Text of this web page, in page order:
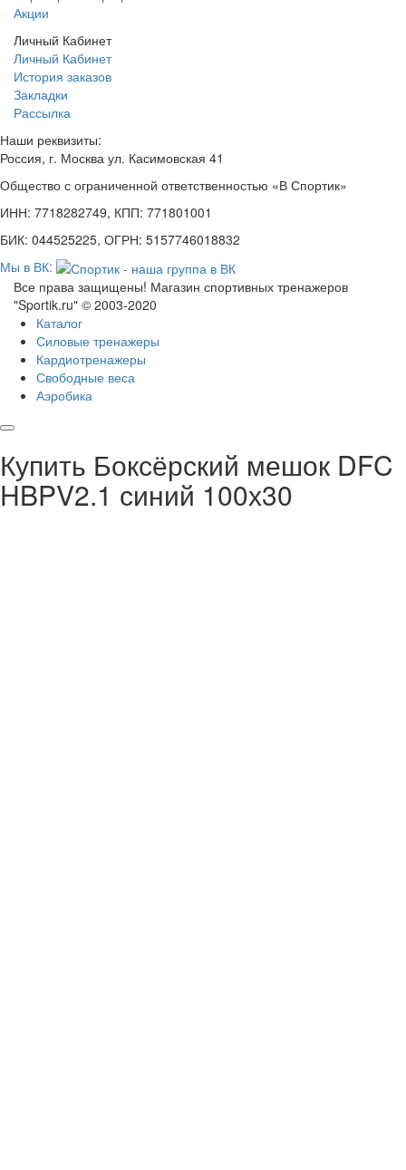
Акции
Личный Кабинет
Личный Кабинет
История заказов
Закладки
Рассылка
Наши реквизиты:
Россия, г. Москва ул. Касимовская 41
Общество с ограниченной ответственностью «В Спортик»
ИНН: 7718282749, КПП: 771801001
БИК: 044525225, ОГРН: 5157746018832
Мы в ВК:
Все права защищены! Магазин спортивных тренажеров
"Sportik.ru" © 2003-2020
Каталог
Силовые тренажеры
Кардиотренажеры
Свободные веса
Аэробика
Купить Боксёрский мешок DFC
HBPV2.1 синий 100х30